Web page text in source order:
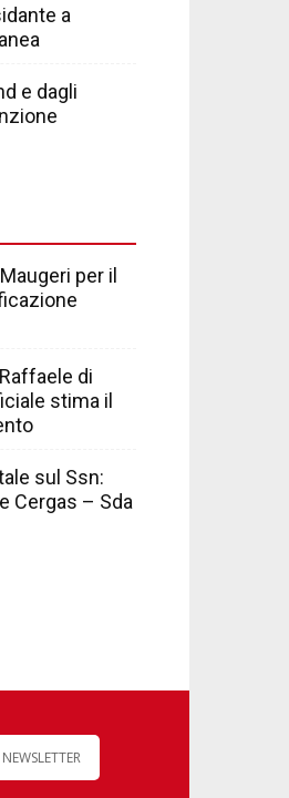
a
e dagli
per il
di
stima il
sul Ssn:
Cergas – Sda